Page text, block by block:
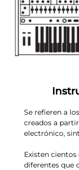
Se refieren a
creados a
electrónico,
Existen
diferentes que